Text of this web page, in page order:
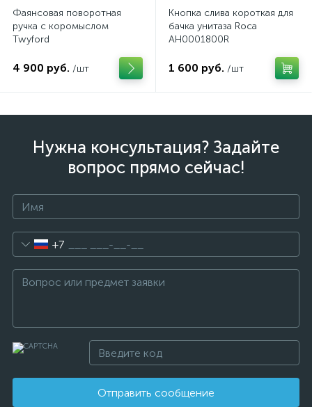
Фаянсовая поворотная
ручка с коромыслом
Twyford
4 900 руб. /шт
Кнопка слива короткая для
бачка унитаза Roca
AH0001800R
1 600 руб. /шт
Нужна консультация? Задайте
вопрос прямо сейчас!
+7
Отправить сообщение